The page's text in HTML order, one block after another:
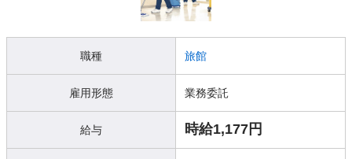
職種 旅館
雇用形態 業務委託
給与 時給1,177円